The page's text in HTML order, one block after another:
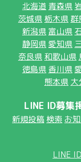
北海道 青森県
茨城県 栃木県群
新潟県 富山県
静岡県愛知県
奈良県 和歌山県
徳島県 香川県
熊本県 大
LINE ID募集
新規投稿 検索 お
LINE